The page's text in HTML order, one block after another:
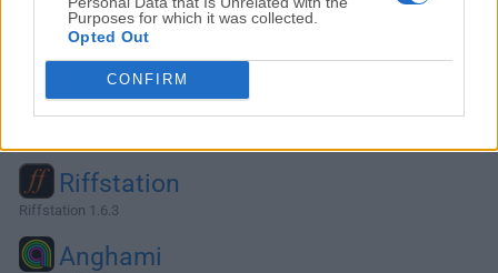
Purposes for which it was collected.
Opted Out
CONFIRM
Alternativas y Software Similar
Riffstation
Riffstation 1.6.3
Anghami